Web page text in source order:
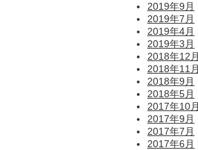
2019年9月
2019年7月
2019年4月
2019年3月
2018年12月
2018年11月
2018年9月
2018年5月
2017年10月
2017年9月
2017年7月
2017年6月